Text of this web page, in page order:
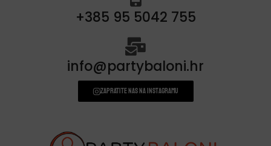
+385 95 5042 755
info@partybaloni.hr
Zapratite nas na instagramu